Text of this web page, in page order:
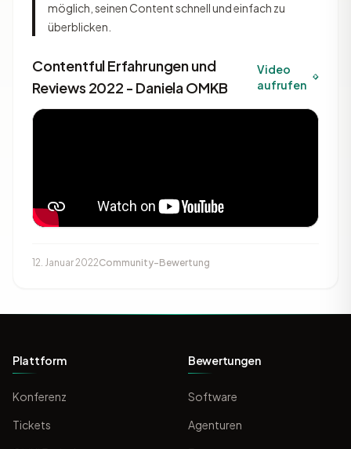
möglich, seinen Content schnell und einfach zu
überblicken.
Contentful Erfahrungen und
Reviews 2022 - Daniela OMKB
Video
aufrufen
12. Januar 2022Community-Bewertung
Plattform
Konferenz
Tickets
Bewertungen
Software
Agenturen